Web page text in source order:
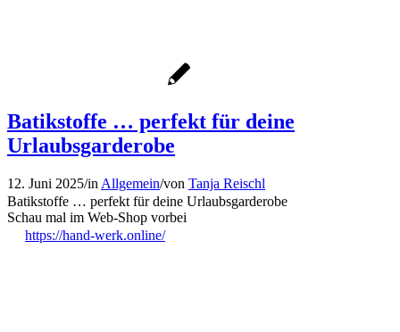
Batikstoffe … perfekt für deine
Urlaubsgarderobe
12. Juni 2025/in Allgemein/von Tanja Reischl
Batikstoffe … perfekt für deine Urlaubsgarderobe
Schau mal im Web-Shop vorbei
https://hand-werk.online/